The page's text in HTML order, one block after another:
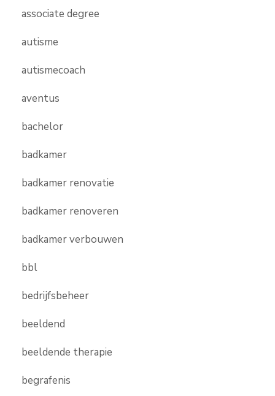
associate degree
autisme
autismecoach
aventus
bachelor
badkamer
badkamer renovatie
badkamer renoveren
badkamer verbouwen
bbl
bedrijfsbeheer
beeldend
beeldende therapie
begrafenis